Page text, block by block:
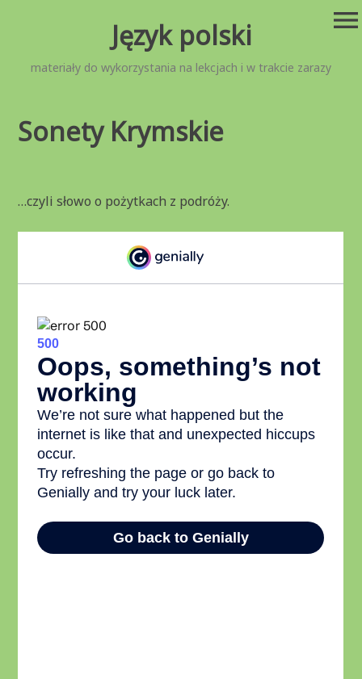
Język polski
materiały do wykorzystania na lekcjach i w trakcie zarazy
menu
Sonety Krymskie
…czyli słowo o pożytkach z podróży.